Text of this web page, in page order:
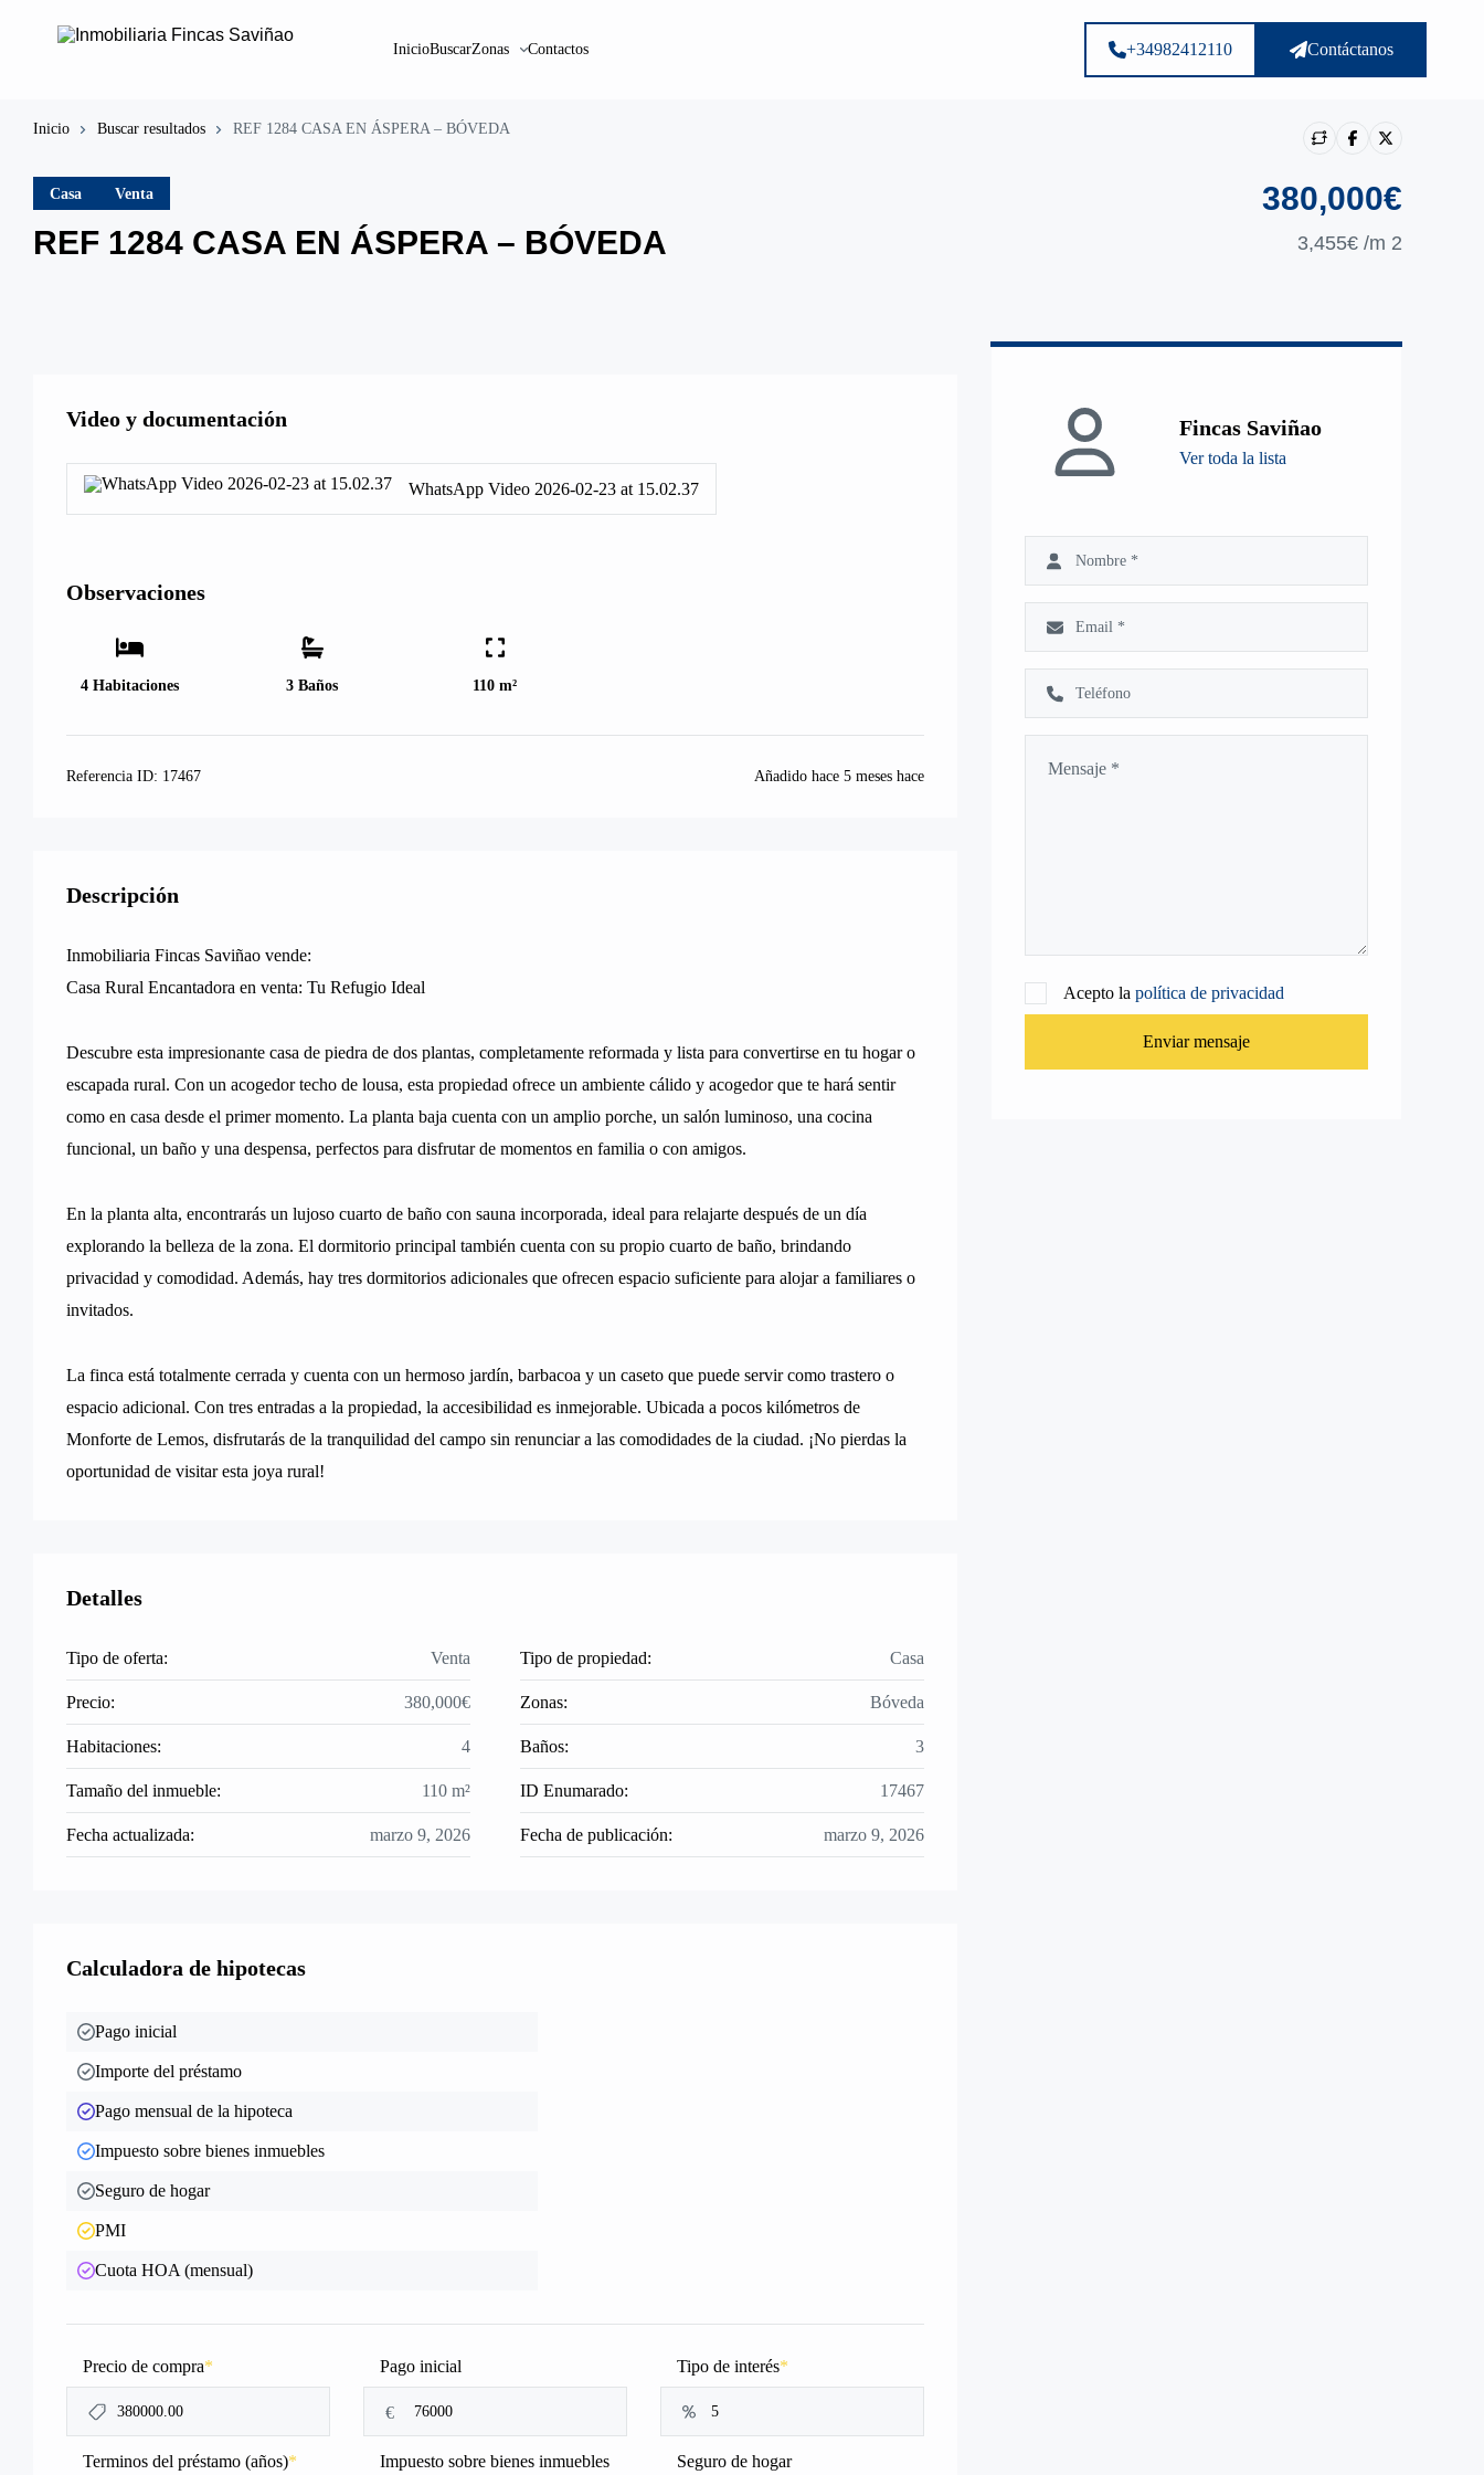
InicioBuscarZonas Contactos +34982412110 Contáctanos
Inicio Buscar resultados REF 1284 CASA EN ÁSPERA – BÓVEDA
Casa Venta
REF 1284 CASA EN ÁSPERA – BÓVEDA
380,000€
3,455€ /m 2
Mostrar todas loas photos
Video y documentación
WhatsApp Video 2026-02-23 at 15.02.37
Observaciones
4 Habitaciones 3 Baños 110 m²
Referencia ID: 17467 Añadido hace 5 meses hace
Descripción
Inmobiliaria Fincas Saviñao vende:
Casa Rural Encantadora en venta: Tu Refugio Ideal
Descubre esta impresionante casa de piedra de dos plantas, completamente reformada y lista para convertirse en tu hogar o
escapada rural. Con un acogedor techo de lousa, esta propiedad ofrece un ambiente cálido y acogedor que te hará sentir
como en casa desde el primer momento. La planta baja cuenta con un amplio porche, un salón luminoso, una cocina
funcional, un baño y una despensa, perfectos para disfrutar de momentos en familia o con amigos.
En la planta alta, encontrarás un lujoso cuarto de baño con sauna incorporada, ideal para relajarte después de un día
explorando la belleza de la zona. El dormitorio principal también cuenta con su propio cuarto de baño, brindando
privacidad y comodidad. Además, hay tres dormitorios adicionales que ofrecen espacio suficiente para alojar a familiares o
invitados.
La finca está totalmente cerrada y cuenta con un hermoso jardín, barbacoa y un caseto que puede servir como trastero o
espacio adicional. Con tres entradas a la propiedad, la accesibilidad es inmejorable. Ubicada a pocos kilómetros de
Monforte de Lemos, disfrutarás de la tranquilidad del campo sin renunciar a las comodidades de la ciudad. ¡No pierdas la
oportunidad de visitar esta joya rural!
Detalles
Tipo de oferta: Venta Tipo de propiedad: Casa
Precio: 380,000€ Zonas: Bóveda
Habitaciones: 4 Baños: 3
Tamaño del inmueble: 110 m² ID Enumarado: 17467
Fecha actualizada: marzo 9, 2026 Fecha de publicación: marzo 9, 2026
Calculadora de hipotecas
Pago inicial
Importe del préstamo
Pago mensual de la hipoteca
Impuesto sobre bienes inmuebles
Seguro de hogar
PMI
Cuota HOA (mensual)
Precio de compra* Pago inicial
€
Tipo de interés*
Terminos del préstamo (años)* Impuesto sobre bienes inmuebles Seguro de hogar
Fincas Saviñao
Ver toda la lista
Acepto la política de privacidad
Enviar mensaje